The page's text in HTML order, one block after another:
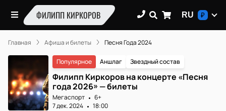
ФИЛИПП КИРКОРОВ RU ₽
Главная Афиша и билеты Песня Года 2024
Популярное Аншлаг Звездный состав
Филипп Киркоров на концерте «Песня
года 2026» — билеты
Мегаспорт
6+
7 дек. 2024
18:00